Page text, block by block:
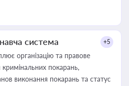
система +5
організацію та правове
покарань,
виконання покарань та статус